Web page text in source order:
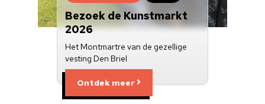
Bezoek de Kunstmarkt
2026
Het Montmartre van de gezellige
vesting Den Briel
Ontdek meer